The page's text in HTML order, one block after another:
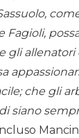
gli
che gli
siano